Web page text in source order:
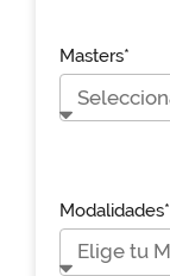
Masters*
Modalidades*